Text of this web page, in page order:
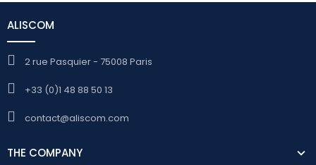
ALISCOM
2 rue Pasquier - 75008 Paris
+33 (0)1 48 88 50 13
contact@aliscom.com
THE COMPANY